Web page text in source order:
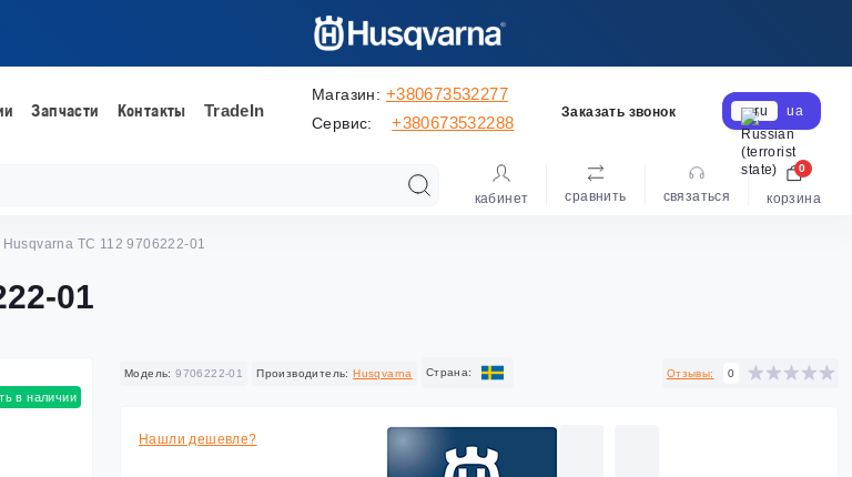
Запчасти Контакты TradeIn
Магазин: +380673532277
Сервис: +380673532288
Заказать звонок ru ua
кабинет сравнить cвязаться корзина
0
Husqvarna TС 112 9706222-01
01
в наличии
Модель: 9706222-01 Производитель: Husqvarna Cтрана: Отзывы: 0
Нашли дешевле?